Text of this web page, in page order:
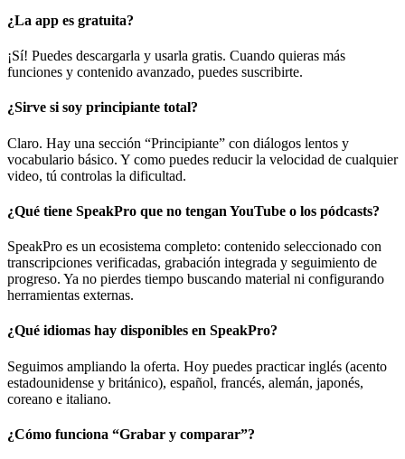
¿La app es gratuita?
¡Sí! Puedes descargarla y usarla gratis. Cuando quieras más
funciones y contenido avanzado, puedes suscribirte.
¿Sirve si soy principiante total?
Claro. Hay una sección “Principiante” con diálogos lentos y
vocabulario básico. Y como puedes reducir la velocidad de cualquier
video, tú controlas la dificultad.
¿Qué tiene SpeakPro que no tengan YouTube o los pódcasts?
SpeakPro es un ecosistema completo: contenido seleccionado con
transcripciones verificadas, grabación integrada y seguimiento de
progreso. Ya no pierdes tiempo buscando material ni configurando
herramientas externas.
¿Qué idiomas hay disponibles en SpeakPro?
Seguimos ampliando la oferta. Hoy puedes practicar inglés (acento
estadounidense y británico), español, francés, alemán, japonés,
coreano e italiano.
¿Cómo funciona “Grabar y comparar”?